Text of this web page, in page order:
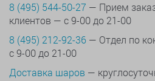
8 (495) 544-50-27 — Прием
клиентов — с 9-00 до 21-00
8 (495) 212-92-36 — Отдел по
с 9-00 до 21-00
Доставка шаров —